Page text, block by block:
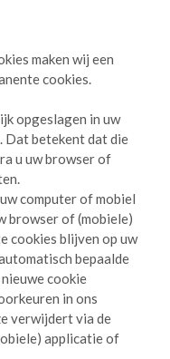
maken wij een
cookies.
opgeslagen in uw
Dat betekent dat die
u uw browser of
computer of mobiel
browser of (mobiele)
cookies blijven op uw
bepaalde
cookie
in ons
verwijdert via de
applicatie of